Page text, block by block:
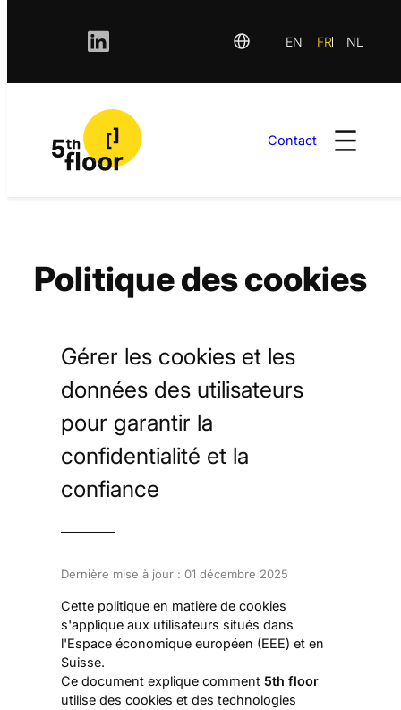
EN FR NL
Contact
Politique des cookies
Gérer les cookies et les
données des utilisateurs
pour garantir la
confidentialité et la
confiance
Dernière mise à jour : 01 décembre 2025
Cette politique en matière de cookies
s'applique aux utilisateurs situés dans
l'Espace économique européen (EEE) et en
Suisse.
Ce document explique comment 5th floor
utilise des cookies et des technologies